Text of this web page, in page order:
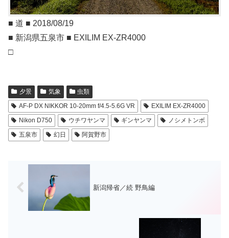
■ 道 ■ 2018/08/19
■ 新潟県五泉市 ■ EXILIM EX-ZR4000
□
夕景 気象
虫類
AF-P DX NIKKOR 10-20mm f/4.5-5.6G VR
EXILIM EX-ZR4000
Nikon D750
ウチワヤンマ ギンヤンマ
ノシメトンボ
五泉市
幻日 阿賀野市
新潟帰省／続 野鳥編